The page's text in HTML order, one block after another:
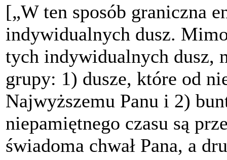
[„W ten sposób graniczna
indywidualnych dusz.
tych indywidualnych dusz,
grupy: 1) dusze, które od
Najwyższemu Panu i 2)
niepamiętnego czasu są
świadoma chwał Pana, a